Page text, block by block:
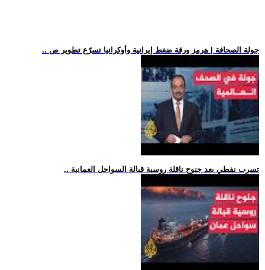
.. جولة الصحافة | هرمز ورقة ضغط إيرانية وأوكرانيا تسرّع تطوير ص
.. تسرب نفطي بعد جنوح ناقلة روسية قبالة السواحل العمانية